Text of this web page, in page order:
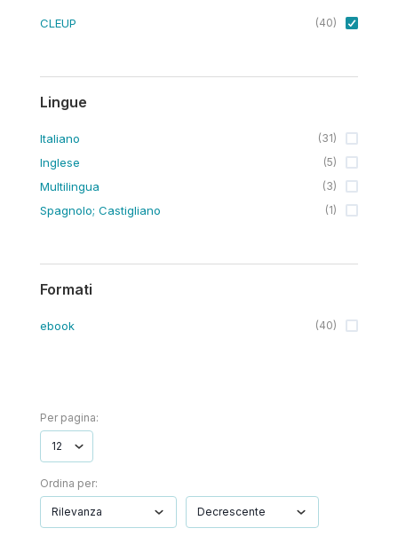
CLEUP (40)
Lingue
Italiano (31)
Inglese (5)
Multilingua (3)
Spagnolo; Castigliano (1)
Formati
ebook (40)
Per pagina:
Ordina per: